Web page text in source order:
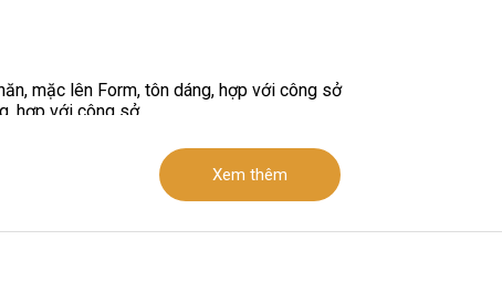
mặc lên Form, tôn dáng, hợp với công sở
hợp với công sở
khuyết điểm tốt
Xem thêm